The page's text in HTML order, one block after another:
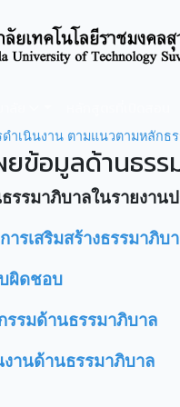
ำเนินงาน ตามแนวตามหลักธ
ยข้อมูลด้านธร
ธรรมาภิบาลในรายงาน
รเสริมสร้างธรรมาภิบ
ผิดชอบ
รรมด้านธรรมาภิบาล
งานด้านธรรมาภิบาล